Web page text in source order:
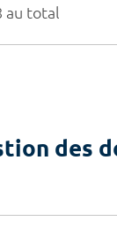
au total
des